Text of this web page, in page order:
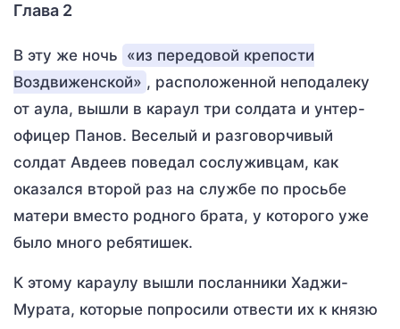
Глава 2
В эту же ночь «из передовой крепости
Воздвиженской» , расположенной неподалеку
от аула, вышли в караул три солдата и унтер-
офицер Панов. Веселый и разговорчивый
солдат Авдеев поведал сослуживцам, как
оказался второй раз на службе по просьбе
матери вместо родного брата, у которого уже
было много ребятишек.
К этому караулу вышли посланники Хаджи-
Мурата, которые попросили отвести их к князю